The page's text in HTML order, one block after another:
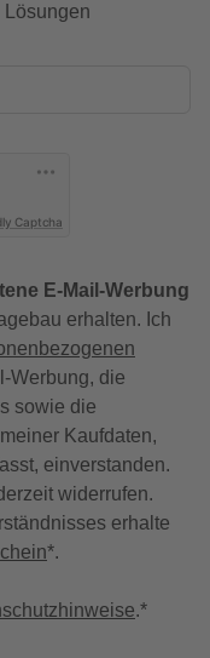
Lösungen
Captcha
E-Mail-Werbung
erhalten. Ich
Werbung, die
sowie die
Kaufdaten,
einverstanden.
widerrufen.
erhalte
*.
.